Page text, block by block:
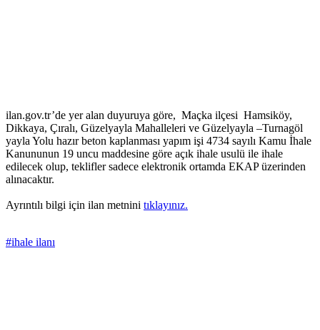
ilan.gov.tr’de yer alan duyuruya göre, Maçka ilçesi Hamsiköy,
Dikkaya, Çıralı, Güzelyayla Mahalleleri ve Güzelyayla –Turnagöl
yayla Yolu hazır beton kaplanması yapım işi 4734 sayılı Kamu İhale
Kanununun 19 uncu maddesine göre açık ihale usulü ile ihale
edilecek olup, teklifler sadece elektronik ortamda EKAP üzerinden
alınacaktır.
Ayrıntılı bilgi için ilan metnini tıklayınız.
#ihale ilanı